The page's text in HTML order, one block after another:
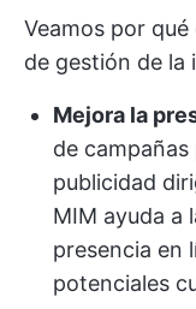
Veamos por
de gestión de la
Mejora la
de
publicidad
MIM ayuda a
presencia en
potenciales